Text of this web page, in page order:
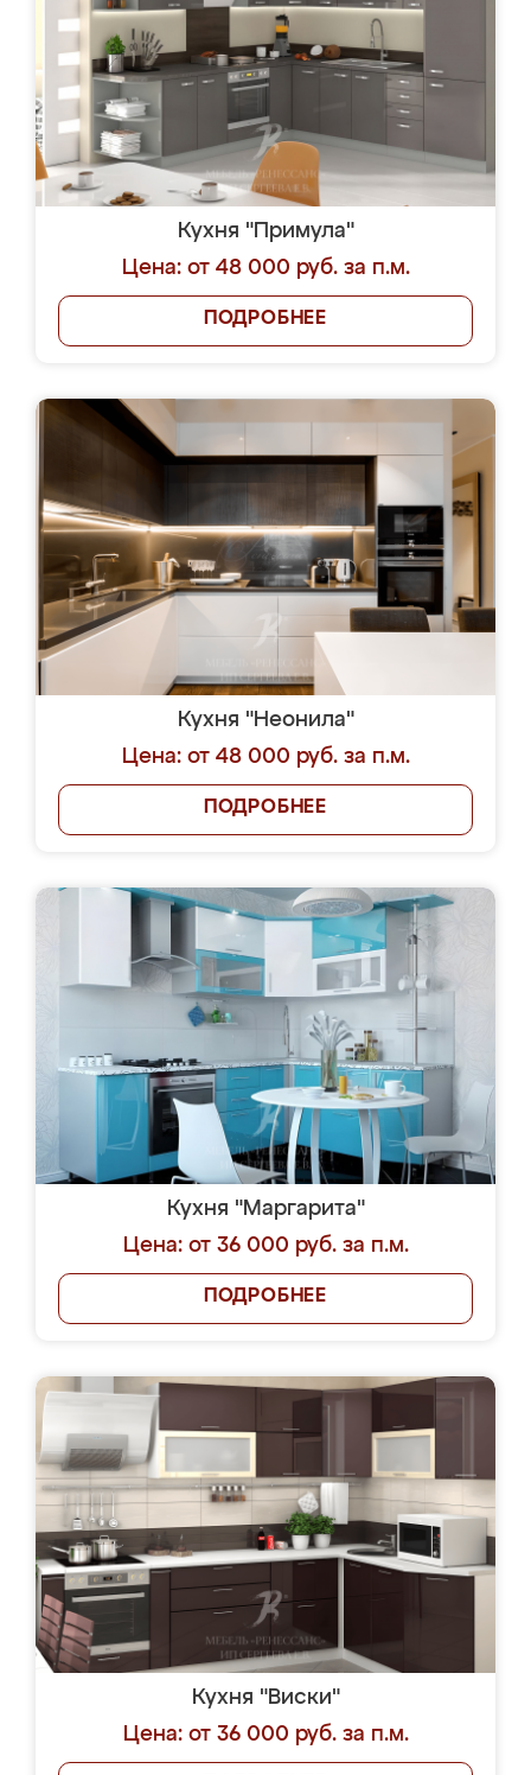
Кухня "Примула"
Цена: от 48 000 руб. за п.м.
ПОДРОБНЕЕ
Кухня "Неонила"
Цена: от 48 000 руб. за п.м.
ПОДРОБНЕЕ
Кухня "Маргарита"
Цена: от 36 000 руб. за п.м.
ПОДРОБНЕЕ
Кухня "Виски"
Цена: от 36 000 руб. за п.м.